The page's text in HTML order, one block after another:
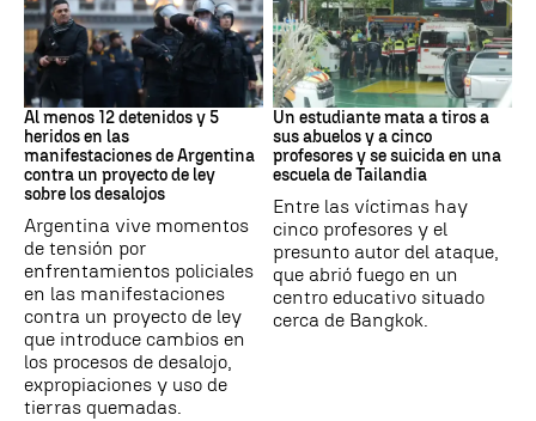
Al menos 12 detenidos y 5
heridos en las
manifestaciones de Argentina
contra un proyecto de ley
sobre los desalojos
Argentina vive momentos
de tensión por
enfrentamientos policiales
en las manifestaciones
contra un proyecto de ley
que introduce cambios en
los procesos de desalojo,
expropiaciones y uso de
tierras quemadas.
Tailandia
Un estudiante mata a tiros a
sus abuelos y a cinco
profesores y se suicida en una
escuela de Tailandia
Entre las víctimas hay
cinco profesores y el
presunto autor del ataque,
que abrió fuego en un
centro educativo situado
cerca de Bangkok.